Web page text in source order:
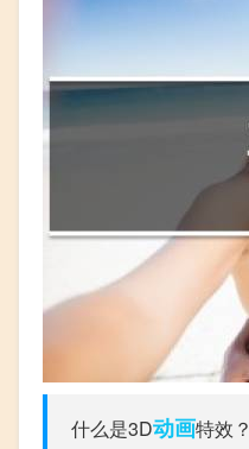
什么是3D动画特效？